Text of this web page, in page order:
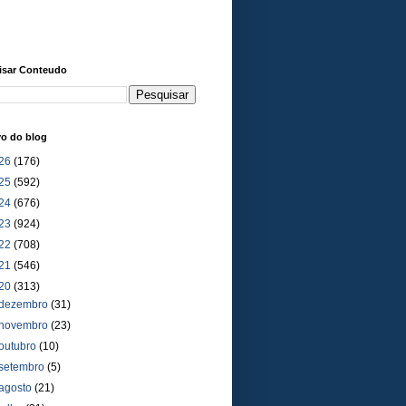
Conteudo
do blog
(176)
(592)
(676)
(924)
(708)
(546)
(313)
(31)
(23)
(10)
(5)
(21)